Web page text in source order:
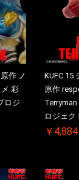
作 ノ
彩
ロジ
KUFC 15
原作
ロジェク
￥4,884